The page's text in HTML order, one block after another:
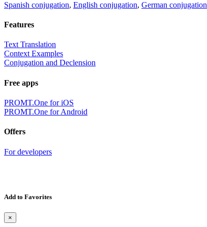
Spanish conjugation, English conjugation, German conjugation
Features
Text Translation
Context Examples
Conjugation and Declension
Free apps
PROMT.One for iOS
PROMT.One for Android
Offers
For developers
Add to Favorites
×